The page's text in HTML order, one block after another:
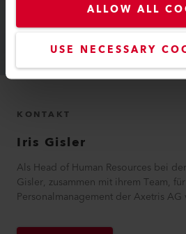
ALLOW ALL
USE NECESSARY
KONTAKT
Iris Gisler
Als Head of Human Resources bei
Gisler, zusammen mit ihrem Team,
Personalmanagement der Axetris